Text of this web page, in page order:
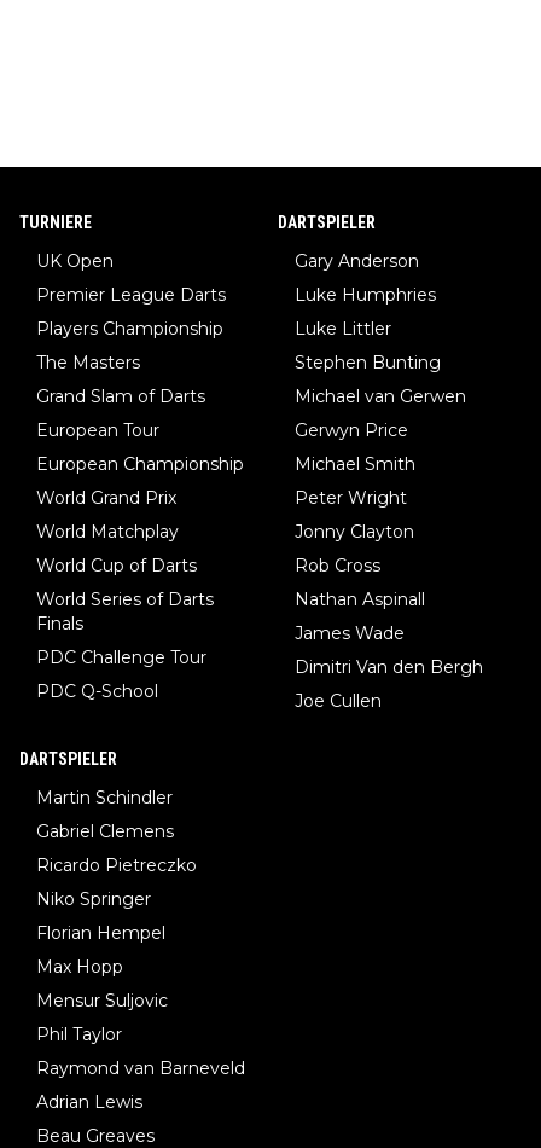
TURNIERE
UK Open
Premier League Darts
Players Championship
The Masters
Grand Slam of Darts
European Tour
European Championship
World Grand Prix
World Matchplay
World Cup of Darts
World Series of Darts
Finals
PDC Challenge Tour
PDC Q-School
DARTSPIELER
Gary Anderson
Luke Humphries
Luke Littler
Stephen Bunting
Michael van Gerwen
Gerwyn Price
Michael Smith
Peter Wright
Jonny Clayton
Rob Cross
Nathan Aspinall
James Wade
Dimitri Van den Bergh
Joe Cullen
DARTSPIELER
Martin Schindler
Gabriel Clemens
Ricardo Pietreczko
Niko Springer
Florian Hempel
Max Hopp
Mensur Suljovic
Phil Taylor
Raymond van Barneveld
Adrian Lewis
Beau Greaves